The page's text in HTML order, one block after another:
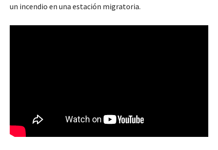
un incendio en una estación migratoria.